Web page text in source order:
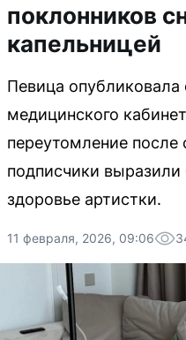
поклонников
капельницей
Певица
медицинского
переутомление
подписчики выразили
здоровье артистки.
11 февраля, 2026, 09:06